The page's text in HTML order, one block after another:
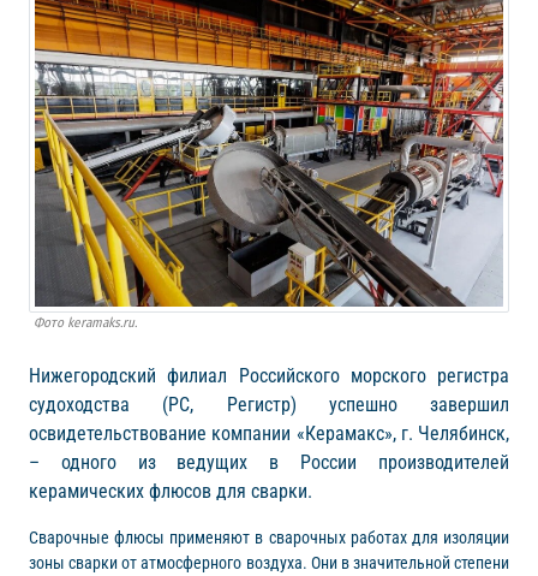
Фото keramaks.ru.
Нижегородский филиал Российского морского регистра
судоходства (РС, Регистр) успешно завершил
освидетельствование компании «Керамакс», г. Челябинск,
– одного из ведущих в России производителей
керамических флюсов для сварки.
Сварочные флюсы применяют в сварочных работах для изоляции
зоны сварки от атмосферного воздуха. Они в значительной степени